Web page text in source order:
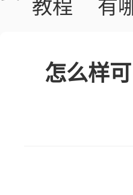
教程
有
怎么样